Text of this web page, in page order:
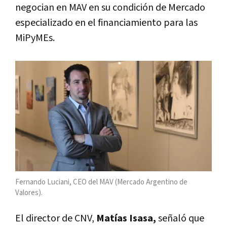
negocian en MAV en su condición de Mercado
especializado en el financiamiento para las
MiPyMEs.
Fernando Luciani, CEO del MAV (Mercado Argentino de
Valores).
El director de CNV, Matías Isasa,señaló que